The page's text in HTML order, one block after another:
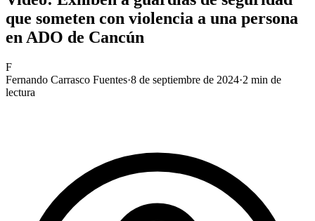
que someten con violencia a una persona
en ADO de Cancún
F
Fernando Carrasco Fuentes·8 de septiembre de 2024·2 min de
lectura